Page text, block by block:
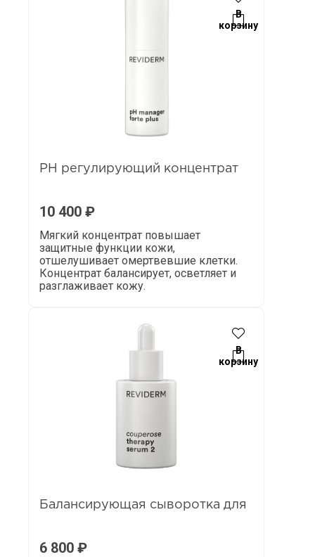
В
корзину
РН регулирующий концентрат
10 400 ₽
Мягкий концентрат повышает
защитные функции кожи,
отшелушивает омертвевшие клетки.
Концентрат балансирует, осветляет и
разглаживает кожу.
В
корзину
Балансирующая сыворотка для
6 800 ₽